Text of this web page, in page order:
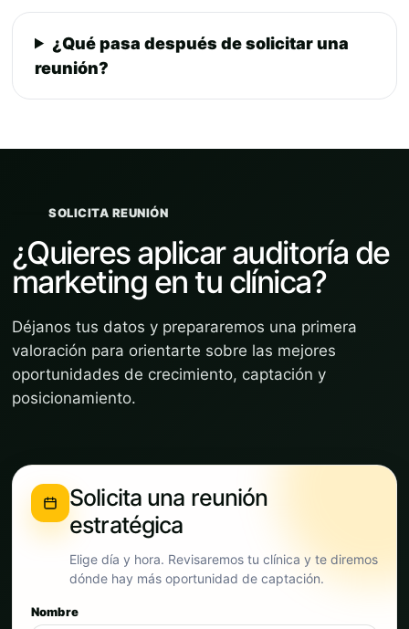
¿Qué pasa después de solicitar una
reunión?
SOLICITA REUNIÓN
¿Quieres aplicar auditoría de
marketing en tu clínica?
Déjanos tus datos y prepararemos una primera
valoración para orientarte sobre las mejores
oportunidades de crecimiento, captación y
posicionamiento.
Solicita una reunión
estratégica
Elige día y hora. Revisaremos tu clínica y te diremos
dónde hay más oportunidad de captación.
Nombre